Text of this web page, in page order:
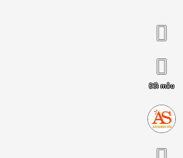
Đổi mẫu